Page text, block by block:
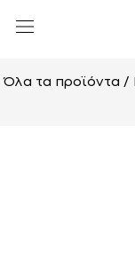
Όλα τα προϊόντα /